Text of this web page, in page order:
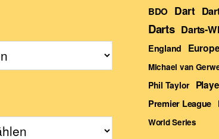
BDO Dart
Darts Darts-
England
Michael van
Phil Taylor
Premier League
World Series